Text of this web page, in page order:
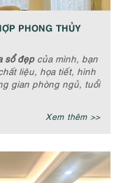
PHONG THỦY
sổ đẹpcủa mình, bạn
liệu, họa tiết, hình
gian phòng ngủ, tuổi
Xem thêm >>